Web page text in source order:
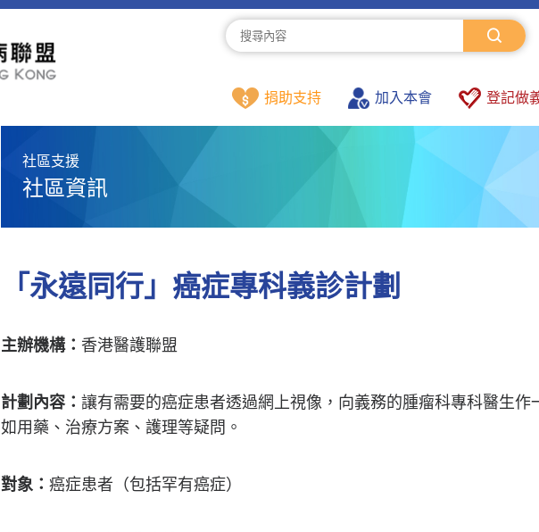
捐助支持 加入本會 登記做
社區支援
社區資訊
「永遠同行」癌症專科義診計劃
主辦機構： 香港醫護聯盟
計劃內容： 讓有需要的癌症患者透過網上視像，向義務的腫瘤科專科醫生作
如用藥、治療方案、護理等疑問。
對象： 癌症患者（包括罕有癌症）